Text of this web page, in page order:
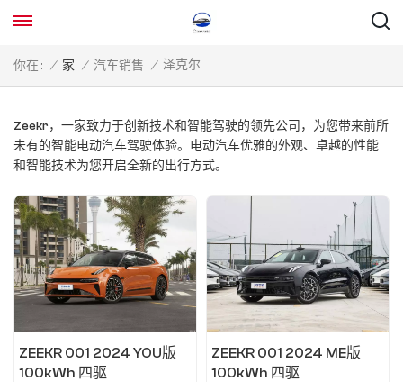
你在 : / 家 / 汽车销售 / 泽克尔
Zeekr，一家致力于创新技术和智能驾驶的领先公司，为您带来前所
未有的智能电动汽车驾驶体验。电动汽车优雅的外观、卓越的性能
和智能技术为您开启全新的出行方式。
ZEEKR 001 2024 YOU版
100kWh 四驱
ZEEKR 001 2024 ME版
100kWh 四驱